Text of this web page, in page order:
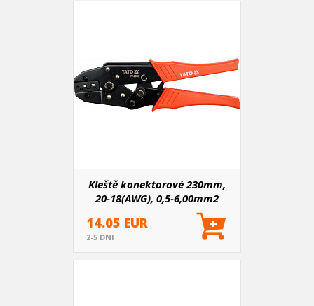
Kleště konektorové 230mm,
20-18(AWG), 0,5-6,00mm2
14.05 EUR
2-5 DNI